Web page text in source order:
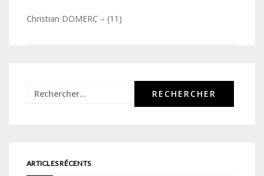
Navigation
Christian DOMERC – (11)
Rechercher :
ARTICLES RÉCENTS